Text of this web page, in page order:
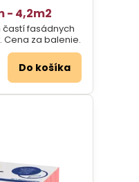
- 4,2m2
častí fasádnych
za balenie.
Do košíka